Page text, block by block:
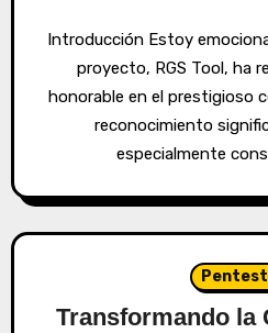
Introducción Estoy emocionado de compartir que mi
proyecto, RGS Tool, ha
honorable en el prestigioso
reconocimiento
especialmente
Transformando la